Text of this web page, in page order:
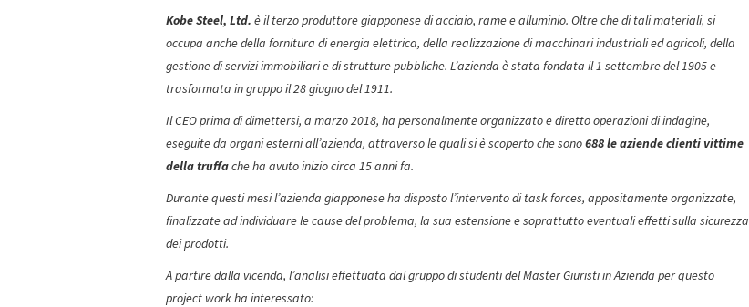
Kobe Steel, Ltd. è il terzo produttore giapponese di acciaio, rame e alluminio. Oltre che di tali materiali, si
occupa anche della fornitura di energia elettrica, della realizzazione di macchinari industriali ed agricoli, della
gestione di servizi immobiliari e di strutture pubbliche. L’azienda è stata fondata il 1 settembre del 1905 e
trasformata in gruppo il 28 giugno del 1911.
Il CEO prima di dimettersi, a marzo 2018, ha personalmente organizzato e diretto operazioni di indagine,
eseguite da organi esterni all’azienda, attraverso le quali si è scoperto che sono688 le aziende clienti vittime
della truffache ha avuto inizio circa 15 anni fa.
Durante questi mesi l’azienda giapponese ha disposto l’intervento di task forces, appositamente organizzate,
finalizzate ad individuare le cause del problema, la sua estensione e soprattutto eventuali effetti sulla sicurezza
dei prodotti.
A partire dalla vicenda, l’analisi effettuata dal gruppo di studenti del Master Giuristi in Azienda per questo
project work ha interessato: